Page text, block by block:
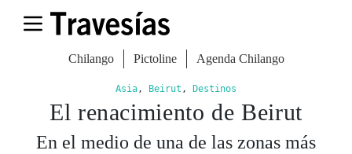
Chilango Pictoline Agenda Chilango
Asia, Beirut , Destinos
El renacimiento de Beirut
En el medio de una de las zonas más